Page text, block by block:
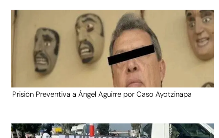
Prisión Preventiva a Ángel Aguirre por Caso Ayotzinapa